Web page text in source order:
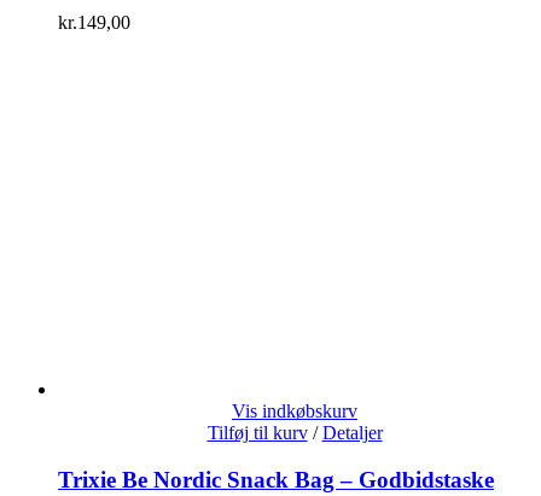
kr.149,00
Vis indkøbskurv
Tilføj til kurv / Detaljer
Trixie Be Nordic Snack Bag – Godbidstaske